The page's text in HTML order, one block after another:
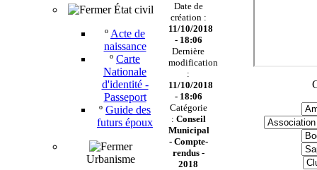
État civil
º Acte de
naissance
º Carte
Nationale
d'identité -
Passeport
º Guide des
futurs époux
Urbanisme
Date de
création :
11/10/2018
- 18:06
Dernière
modification
:
11/10/2018
- 18:06
Catégorie
: Conseil
Municipal
- Compte-
rendus -
2018